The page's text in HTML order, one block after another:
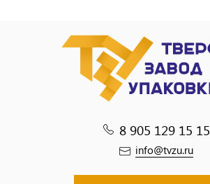
8 905 129 15 15
info@tvzu.ru